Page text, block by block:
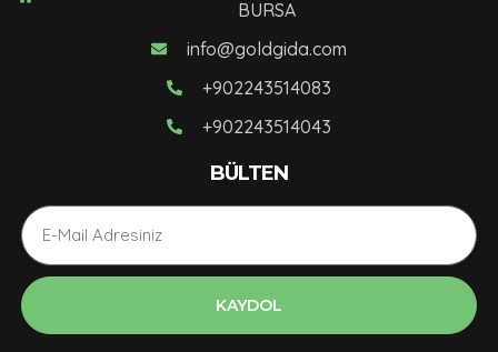
BURSA
info@goldgida.com
+902243514083
+902243514043
BÜLTEN
KAYDOL